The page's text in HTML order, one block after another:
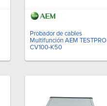
Probador de cables
Multifunción AEM TESTPRO
CV100-K50